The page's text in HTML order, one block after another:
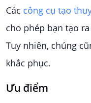
Các công cụ tạo
cho phép bạn tạo
Tuy nhiên, chúng
khắc phục.
Ưu điểm